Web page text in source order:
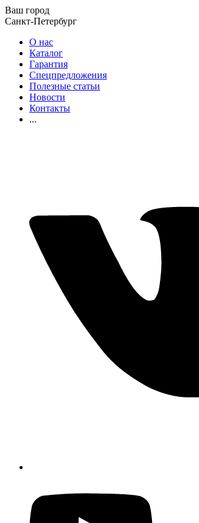
Ваш город
Санкт-Петербург
О нас
Каталог
Гарантия
Спецпредложения
Полезные статьи
Новости
Контакты
...